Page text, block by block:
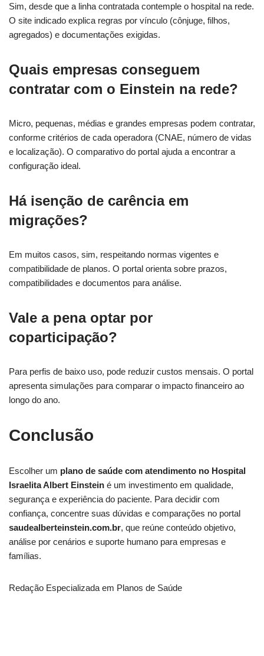
Sim, desde que a linha contratada contemple o hospital na rede.
O site indicado explica regras por vínculo (cônjuge, filhos,
agregados) e documentações exigidas.
Quais empresas conseguem
contratar com o Einstein na rede?
Micro, pequenas, médias e grandes empresas podem contratar,
conforme critérios de cada operadora (CNAE, número de vidas
e localização). O comparativo do portal ajuda a encontrar a
configuração ideal.
Há isenção de carência em
migrações?
Em muitos casos, sim, respeitando normas vigentes e
compatibilidade de planos. O portal orienta sobre prazos,
compatibilidades e documentos para análise.
Vale a pena optar por
coparticipação?
Para perfis de baixo uso, pode reduzir custos mensais. O portal
apresenta simulações para comparar o impacto financeiro ao
longo do ano.
Conclusão
Escolher um plano de saúde com atendimento no Hospital
Israelita Albert Einstein é um investimento em qualidade,
segurança e experiência do paciente. Para decidir com
confiança, concentre suas dúvidas e comparações no portal
saudealberteinstein.com.br, que reúne conteúdo objetivo,
análise por cenários e suporte humano para empresas e
famílias.
Redação Especializada em Planos de Saúde